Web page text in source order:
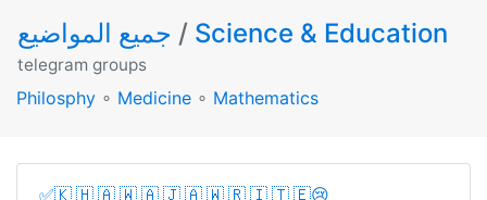
/ Science & Education
telegram groups
Philosphy ∘ Medicine ∘ Mathematics
✅🇰 🇭 🇦 🇼 🇦 🇯 🇦 🇼 🇷 🇮 🇹 🇪😢